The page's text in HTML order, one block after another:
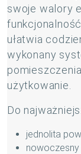
swoje walory
ułatwia
wykonany
użytkowanie.
Do
jednolita
nowoczesny